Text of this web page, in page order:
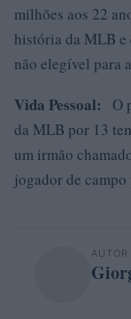
milhões aos 22
história da MLB e
não elegível para
Vida Pessoal:
O
da MLB por 13
um irmão
jogador de
AUTOR